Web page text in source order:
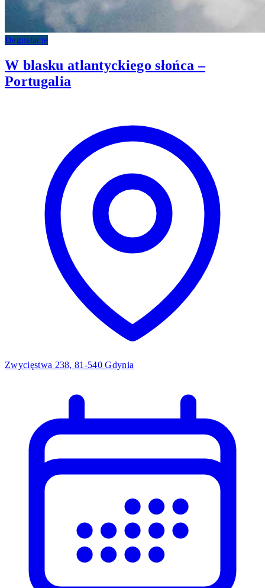
Degustacje
W blasku atlantyckiego słońca –
Portugalia
Zwycięstwa 238, 81-540 Gdynia